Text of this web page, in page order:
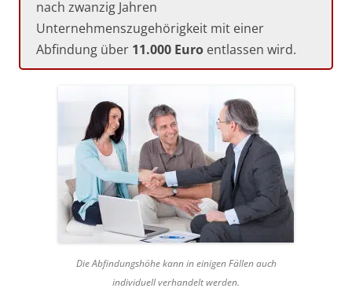
nach zwanzig Jahren
Unternehmenszugehörigkeit mit einer
Abfindung über 11.000 Euro entlassen wird.
Die Abfindungshöhe kann in einigen Fällen auch
individuell verhandelt werden.